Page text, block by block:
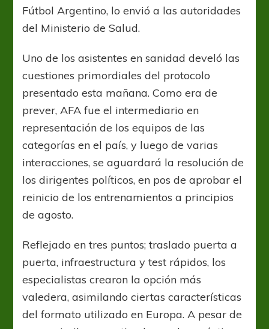
este
apruebe”
Fútbol Argentino, lo envió a las autoridades
del Ministerio de Salud.
Uno de los asistentes en sanidad develó las
cuestiones primordiales del protocolo
presentado esta mañana. Como era de
prever, AFA fue el intermediario en
representación de los equipos de las
categorías en el país, y luego de varias
interacciones, se aguardará la resolución de
los dirigentes políticos, en pos de aprobar el
reinicio de los entrenamientos a principios
de agosto.
Reflejado en tres puntos; traslado puerta a
puerta, infraestructura y test rápidos, los
especialistas crearon la opción más
valedera, asimilando ciertas características
del formato utilizado en Europa. A pesar de